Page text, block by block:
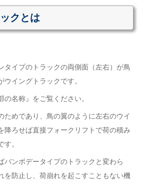
クとは
タイプのトラックの両側面（左右）が鳥
イングトラックです。
名称』をご覧ください。
ためであり、鳥の翼のように左右のウイ
降ろせば直接フォークリフトで荷の積み
。
バンボデータイプのトラックと変わら
を防止し、荷崩れを起こすこともない機